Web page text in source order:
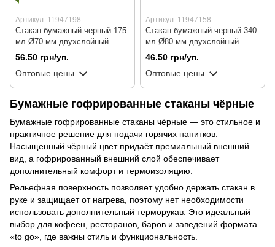
Артикул: 11947198
Стакан бумажный черный 175
мл Ø70 мм двухслойный
гофро ВОЛНА, 25 шт/уп. (60
уп./ящик)
56.50 грн/уп.
Оптовые цены
Артикул: 11947158
Стакан бумажный черный 340
мл Ø80 мм двухслойный
гофро ВОЛНА, 15 шт/уп. (48
уп./ящик)
46.50 грн/уп.
Оптовые цены
Бумажные гофрированные стаканы чёрные
Бумажные гофрированные стаканы чёрные — это стильное и
практичное решение для подачи горячих напитков.
Насыщенный чёрный цвет придаёт премиальный внешний
вид, а гофрированный внешний слой обеспечивает
дополнительный комфорт и термоизоляцию.
Рельефная поверхность позволяет удобно держать стакан в
руке и защищает от нагрева, поэтому нет необходимости
использовать дополнительный терморукав. Это идеальный
выбор для кофеен, ресторанов, баров и заведений формата
«to go», где важны стиль и функциональность.